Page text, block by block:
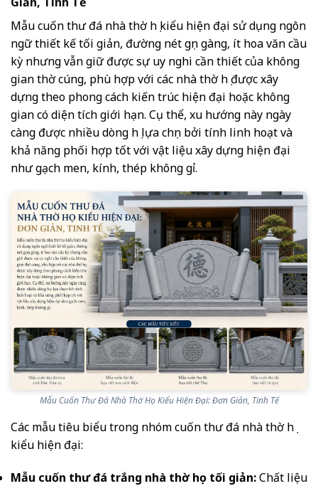
Mẫu cuốn thư đá nhà thờ họ kiểu hiện đại sử dụng ngôn
ngữ thiết kế tối giản, đường nét gọn gàng, ít hoa văn cầu
kỳ nhưng vẫn giữ được sự uy nghi cần thiết của không
gian thờ cúng, phù hợp với các nhà thờ họ được xây
dựng theo phong cách kiến trúc hiện đại hoặc không
gian có diện tích giới hạn. Cụ thể, xu hướng này ngày
càng được nhiều dòng họ lựa chọn bởi tính linh hoạt và
khả năng phối hợp tốt với vật liệu xây dựng hiện đại
như gạch men, kính, thép không gỉ.
Mẫu Cuốn Thư Đá Nhà Thờ Họ Kiểu Hiện Đại: Đơn Giản, Tinh Tế
Các mẫu tiêu biểu trong nhóm cuốn thư đá nhà thờ họ
kiểu hiện đại:
Mẫu cuốn thư đá trắng nhà thờ họ tối giản:Chất liệu